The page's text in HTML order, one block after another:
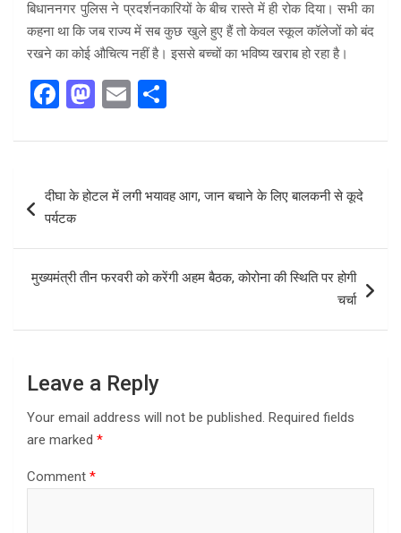
बिधाननगर पुलिस ने प्रदर्शनकारियों के बीच रास्ते में ही रोक दिया। सभी का
कहना था कि जब राज्य में सब कुछ खुले हुए हैं तो केवल स्कूल कॉलेजों को बंद
रखने का कोई औचित्य नहीं है। इससे बच्चों का भविष्य खराब हो रहा है।
F
ce
b
o
k
M
st
d
n
E
ail ar
navigation
दीघा के होटल में लगी भयावह आग, जान बचाने के लिए बालकनी से कूदे
पर्यटक
मुख्यमंत्री तीन फरवरी को करेंगी अहम बैठक, कोरोना की स्थिति पर होगी
चर्चा
Leave a Reply
Your email address will not be published. Required fields
are marked *
Comment *